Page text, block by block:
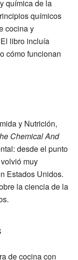
química de la
químicos
cocina y
libro incluía
cómo funcionan
y Nutrición,
Chemical And
desde el punto
muy
Estados Unidos.
la ciencia de la
de cocina con